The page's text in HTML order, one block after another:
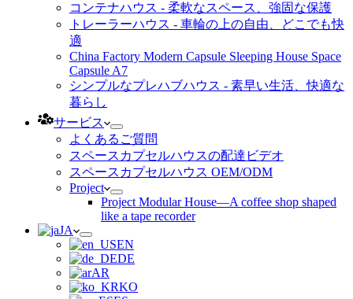
コンテナハウス - 柔軟なスペース、強固な保護
トレーラーハウス - 車輪の上の自由、どこでも快
適
China Factory Modern Capsule Sleeping House Space
Capsule A7
シンプルなプレハブハウス - 素早い生活、快適な
暮らし
サービス
よくあるご質問
スペースカプセルハウスの配達ビデオ
スペースカプセルハウス OEM/ODM
Project
Project Modular House—A coffee shop shaped
like a tape recorder
JA
EN
DE
AR
KO